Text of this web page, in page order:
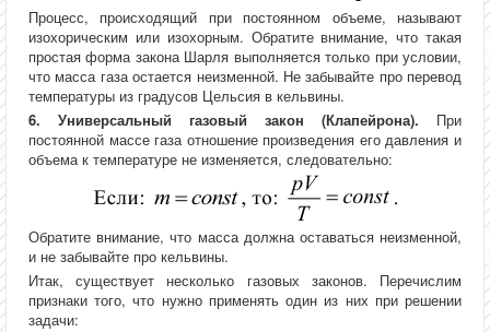
Процесс, происходящий при постоянном объеме, называют
изохорическим или изохорным. Обратите внимание, что такая
простая форма закона Шарля выполняется только при условии,
что масса газа остается неизменной. Не забывайте про перевод
температуры из градусов Цельсия в кельвины.
6. Универсальный газовый закон (Клапейрона). При
постоянной массе газа отношение произведения его давления и
объема к температуре не изменяется, следовательно:
Обратите внимание, что масса должна оставаться неизменной,
и не забывайте про кельвины.
Итак, существует несколько газовых законов. Перечислим
признаки того, что нужно применять один из них при решении
задачи: